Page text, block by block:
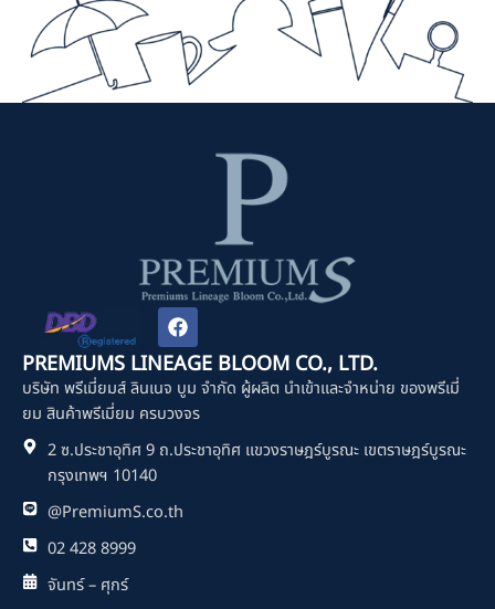
F
a
c
e
b
o
o
k
PREMIUMS LINEAGE BLOOM CO., LTD.
บริษัท พรีเมี่ยมส์ ลินเนจ บูม จำกัด ผู้ผลิต นำเข้าและจำหน่าย ของพรีเมี่
ยม สินค้าพรีเมี่ยม ครบวงจร
2 ซ.ประชาอุทิศ 9 ถ.ประชาอุทิศ แขวงราษฎร์บูรณะ เขตราษฎร์บูรณะ
กรุงเทพฯ 10140
@PremiumS.co.th
02 428 8999
จันทร์ – ศุกร์